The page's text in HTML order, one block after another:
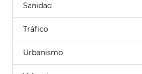
Sanidad
Tráfico
Urbanismo